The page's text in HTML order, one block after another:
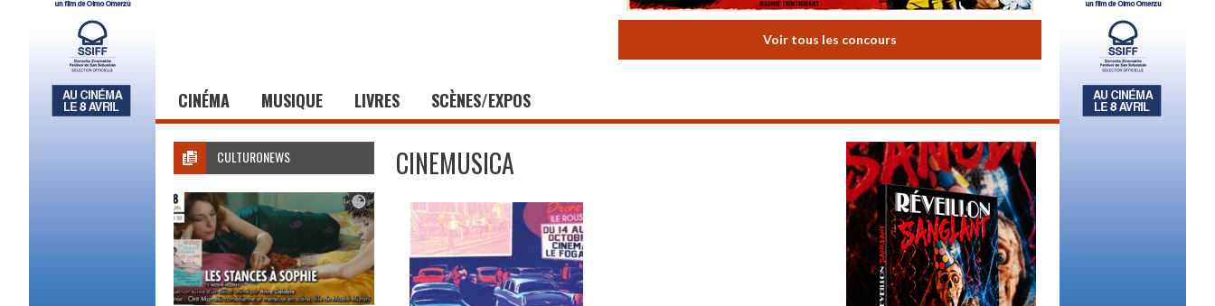
Voir tous les concours
CINÉMA MUSIQUE LIVRES SCÈNES/EXPOS
CINEMUSICA
CULTURONEWS